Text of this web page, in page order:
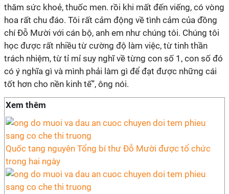
thăm sức khoẻ, thuốc men. rồi khi mất đến viếng, có vòng
hoa rất chu đáo. Tôi rất cảm động về tình cảm của đồng
chí Đỗ Mười với cán bộ, anh em như chúng tôi. Chúng tôi
học được rất nhiều từ cường độ làm việc, từ tinh thần
trách nhiệm, từ tỉ mỉ suy nghĩ về từng con số 1, con số đó
có ý nghĩa gì và mình phải làm gì để đạt được những cái
tốt hơn cho nền kinh tế”, ông nói.
Xem thêm
Quốc tang nguyên Tổng bí thư Đỗ Mười được tổ chức
trong hai ngày